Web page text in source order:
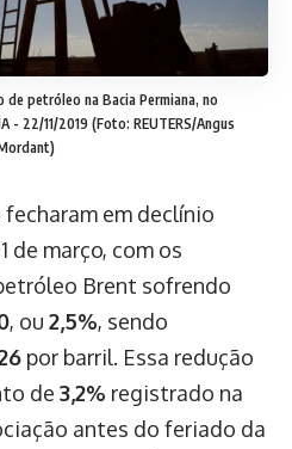
de petróleo na Bacia Permiana, no
- 22/11/2019 (Foto: REUTERS/Angus
em declínio
de março, com os
Brent sofrendo
, ou 2,5%, sendo
por barril. Essa redução
de 3,2% registrado na
antes do feriado da